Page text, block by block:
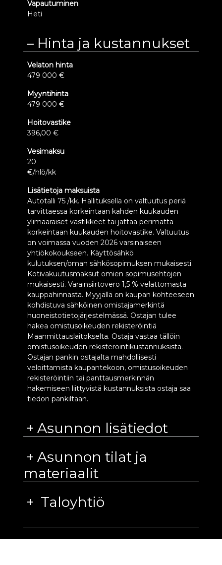
Vapautuminen
Heti
Hinta ja kustannukset
Velaton hinta
479 000 €
Myyntihinta
479 000 €
Hoitovastike
396,00 €
Vesimaksu
20
€/hlö/kk
Lisätietoja maksuista
Autotalli 75 /kk. Hallituksella on valtuutus periä
tarvittaessa korkeintaan kahden kuukauden
ylimääräiset vastikkeet tai jättää perimättä
korkeintaan kuukauden hoitovastike. Valtuutus
on voimassa vuoden 2026 varsinaiseen
yhtiökokoukseen. Käyttösähkö
kulutuksen/oman sähkösopimuksen mukaisesti.
Kotivakuutusmaksut omien sopimusehtojen
mukaisesti. Varainsiirtovero 1,5 % velattomasta
kauppahinnasta. Myyjällä on kaupan kohteeseen
kohdistuva sähköinen omistajamerkintä
huoneistotietojärjestelmässä. Ostajan tulee
hakea omistusoikeuden rekisteröintiä
Maanmittauslaitokselta. Ostaja vastaa tällöin
omistusoikeuden rekisteröintikustannuksista.
Ostajan pankin ostajalta mahdollisesti
veloittamista kaupantekoon, omistusoikeuden
rekisteröintiin tai panttausmerkinnän
hakemiseen liittyvistä kustannuksista ostaja saa
tiedon pankiltaan.
Asunnon lisätiedot
Asunnon tilat ja
materiaalit
Taloyhtiö